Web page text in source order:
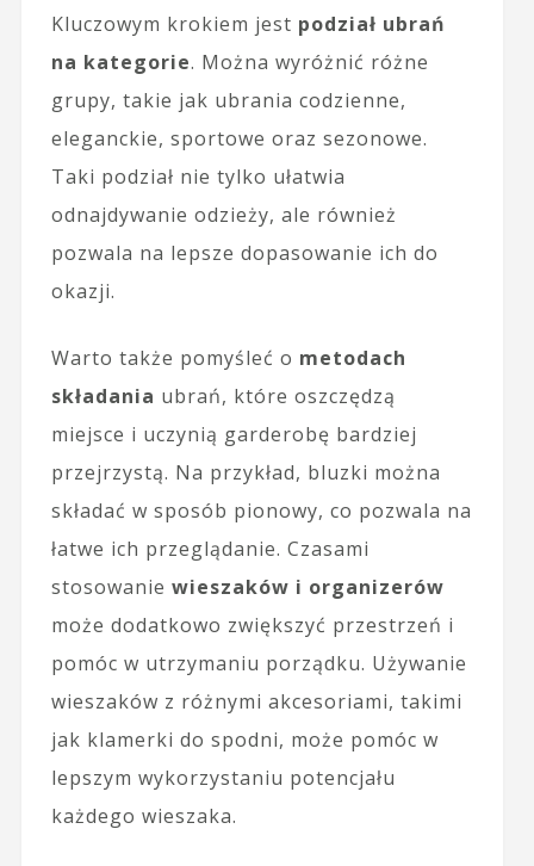
Kluczowym krokiem jest podział ubrań
na kategorie. Można wyróżnić różne
grupy, takie jak ubrania codzienne,
eleganckie, sportowe oraz sezonowe.
Taki podział nie tylko ułatwia
odnajdywanie odzieży, ale również
pozwala na lepsze dopasowanie ich do
okazji.
Warto także pomyśleć o metodach
składania ubrań, które oszczędzą
miejsce i uczynią garderobę bardziej
przejrzystą. Na przykład, bluzki można
składać w sposób pionowy, co pozwala na
łatwe ich przeglądanie. Czasami
stosowanie wieszaków i organizerów
może dodatkowo zwiększyć przestrzeń i
pomóc w utrzymaniu porządku. Używanie
wieszaków z różnymi akcesoriami, takimi
jak klamerki do spodni, może pomóc w
lepszym wykorzystaniu potencjału
każdego wieszaka.